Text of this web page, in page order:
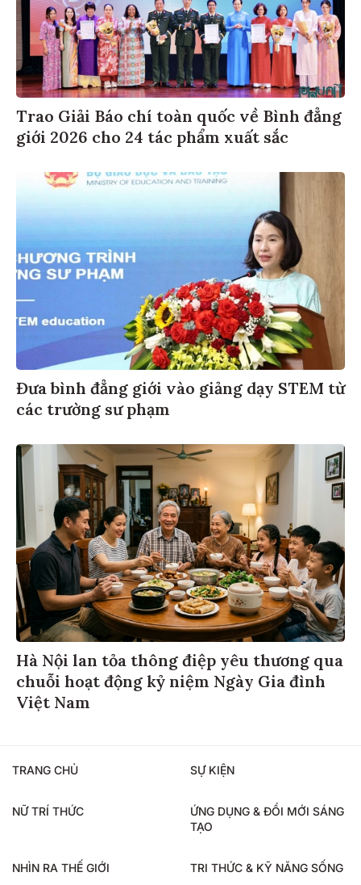
Trao Giải Báo chí toàn quốc về Bình đẳng
giới 2026 cho 24 tác phẩm xuất sắc
Đưa bình đẳng giới vào giảng dạy STEM từ
các trường sư phạm
Hà Nội lan tỏa thông điệp yêu thương qua
chuỗi hoạt động kỷ niệm Ngày Gia đình
Việt Nam
TRANG CHỦ SỰ KIỆN
NỮ TRÍ THỨC
ỨNG DỤNG & ĐỔI MỚI SÁNG
TẠO
NHÌN RA THẾ GIỚI TRI THỨC & KỸ NĂNG SỐNG